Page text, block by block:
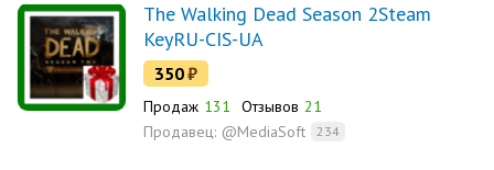
The Walking Dead Season 2Steam
KeyRU-CIS-UA
350₽
Продаж 131 Отзывов 21
Продавец: @MediaSoft 234